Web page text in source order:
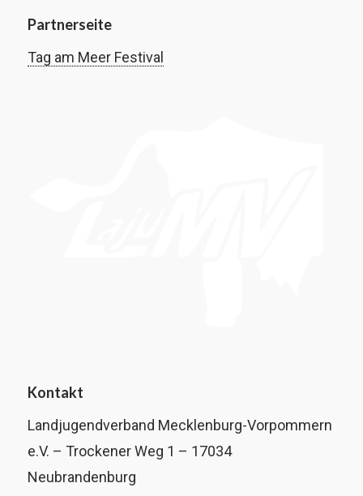
Partnerseite
Tag am Meer Festival
Kontakt
Landjugendverband Mecklenburg-Vorpommern
e.V. – Trockener Weg 1 – 17034
Neubrandenburg